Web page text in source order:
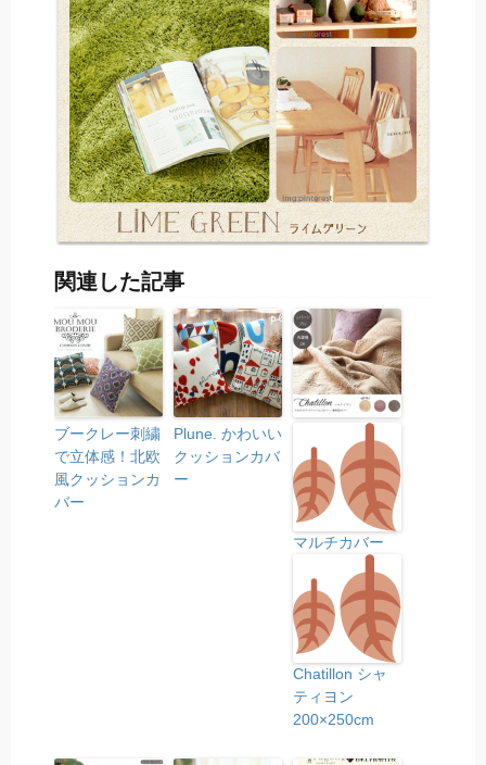
関連した記事
ブークレー刺繍
で立体感！北欧
風クッションカ
バー
Plune. かわいい
クッションカバ
ー
マルチカバー
Chatillon シャ
ティヨン
200×250cm